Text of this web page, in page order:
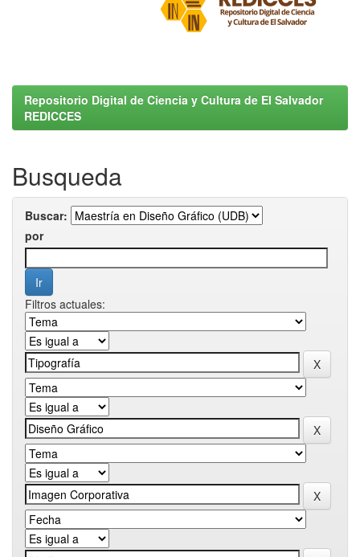
Repositorio Digital de Ciencia y Cultura de El Salvador
REDICCES
Busqueda
Buscar:
por
Filtros actuales: